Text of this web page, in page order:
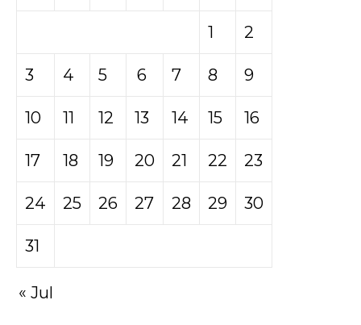
1 2
3 4 5 6 7 8 9
10 11 12 13 14 15 16
17 18 19 20 21 22 23
24 25 26 27 28 29 30
31
« Jul